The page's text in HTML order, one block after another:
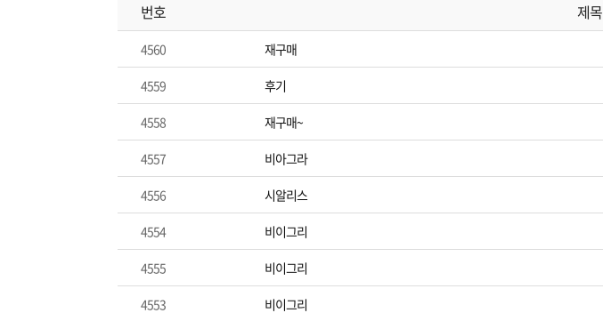
번호 제목
4560 재구매
4559 후기
4558 재구매~
4557 비아그라
4556 시알리스
4554 비이그리
4555 비이그리
4553 비이그리